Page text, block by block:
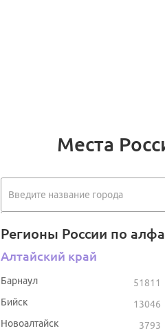
Места
Регионы России по
Алтайский край
51811
Барнаул
13046
Бийск
3793
Новоалтайск